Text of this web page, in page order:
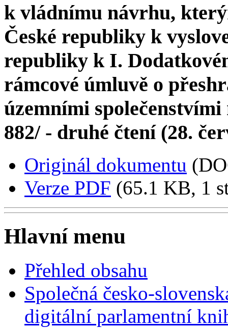
k vládnímu návrhu,
České republiky k
republiky k I.
rámcové úmluvě o
územními
882/ - druhé čtení (28.
Originál dokumentu
Verze PDF (65.1 KB, 1
Hlavní menu
Přehled obsahu
Společná česko-
digitální parlamentní